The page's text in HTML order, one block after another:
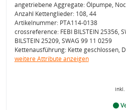
angetriebene Aggregate: Ölpumpe,
Anzahl Kettenglieder: 108, 44
Artikelnummer: PTA114-0138
crossreference: FEBI BILSTEIN 25356,
BILSTEIN 25209, SWAG 99 11 0259
Kettenausführung: Kette geschlossen,
weitere Attribute anzeigen
inkl.